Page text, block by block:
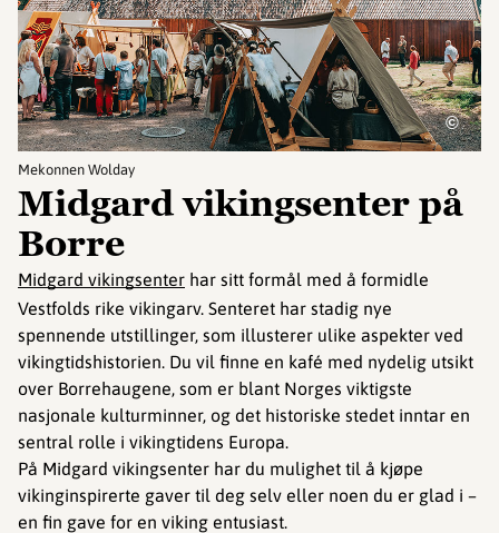
©
Mekonnen Wolday
Midgard vikingsenter på
Borre
Midgard vikingsenter har sitt formål med å formidle
Vestfolds rike vikingarv. Senteret har stadig nye
spennende utstillinger, som illusterer ulike aspekter ved
vikingtidshistorien. Du vil finne en kafé med nydelig utsikt
over Borrehaugene, som er blant Norges viktigste
nasjonale kulturminner, og det historiske stedet inntar en
sentral rolle i vikingtidens Europa.
På Midgard vikingsenter har du mulighet til å kjøpe
vikinginspirerte gaver til deg selv eller noen du er glad i –
en fin gave for en viking entusiast.